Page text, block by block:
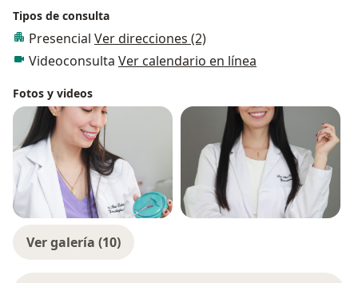
Tipos de consulta
Presencial Ver direcciones (2)
Videoconsulta Ver calendario en línea
Fotos y videos
Ver galería (10)